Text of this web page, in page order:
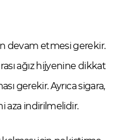
devam etmesi gerekir.
ağız hijyenine dikkat
gerekir. Ayrıca sigara,
aza indirilmelidir.